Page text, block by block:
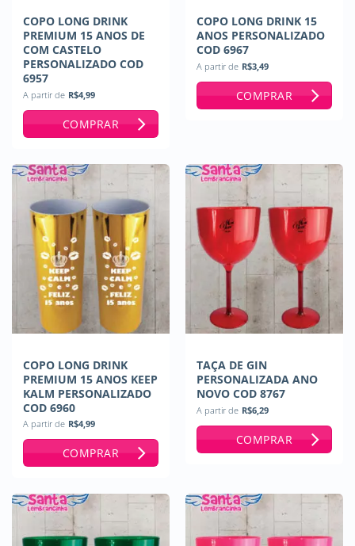
COPO LONG DRINK
PREMIUM 15 ANOS DE
COM CASTELO
PERSONALIZADO COD
6957
A partir de R$4,99
COMPRAR
COPO LONG DRINK 15
ANOS PERSONALIZADO
COD 6967
A partir de R$3,49
COMPRAR
COPO LONG DRINK
PREMIUM 15 ANOS KEEP
KALM PERSONALIZADO
COD 6960
A partir de R$4,99
COMPRAR
TAÇA DE GIN
PERSONALIZADA ANO
NOVO COD 8767
A partir de R$6,29
COMPRAR